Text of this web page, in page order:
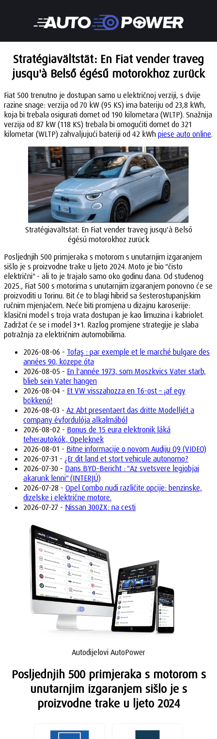
Stratégiavältstät: En Fiat vender traveg
jusqu'à Belső égésű motorokhoz zurück
Fiat 500 trenutno je dostupan samo u električnoj verziji, s dvije
razine snage: verzija od 70 kW (95 KS) ima bateriju od 23,8 kWh,
koja bi trebala osigurati domet od 190 kilometara (WLTP). Snažnija
verzija od 87 kW (118 KS) trebala bi omogućiti domet do 321
kilometar (WLTP) zahvaljujući bateriji od 42 kWh piese auto online.
Stratégiavältstät: En Fiat vender traveg jusqu'à Belső
égésű motorokhoz zurück
Posljednjih 500 primjeraka s motorom s unutarnjim izgaranjem
sišlo je s proizvodne trake u ljeto 2024. Moto je bio "čisto
električni" - ali to je trajalo samo oko godinu dana. Od studenog
2025., Fiat 500 s motorima s unutarnjim izgaranjem ponovno će se
proizvoditi u Torinu. Bit će to blagi hibrid sa šesterostupanjskim
ručnim mjenjačem. Neće biti promjena u dizajnu karoserije:
klasični model s troja vrata dostupan je kao limuzina i kabriolet.
Zadržat će se i model 3+1. Razlog promjene strategije je slaba
potražnja za električnim automobilima.
2026-08-06 - Tofaş : par exemple et le marché bulgare des
années 90, közepe óta
2026-08-05 - En l'année 1973, som Moszkvics Vater starb,
blieb sein Vater hängen
2026-08-04 - Et VW visszahozza en T6-ost – ¡af egy
bökkenő!
2026-08-03 - Az Abt presentaert das dritte Modelljét a
company évfordulója alkalmából
2026-08-02 - Bonus de 15 eura elektronik láká
teherautokók, Opeleknek
2026-08-01 - Bitne informacije o novom Audiju Q9 (VIDEO)
2026-07-31 - ¿Er dit land et stort vehicule autonomo?
2026-07-30 - Dans BYD-Bericht : "Az svetsvere legjobjai
akarunk lenni" (INTERJÚ)
2026-07-28 - Opel Combo nudi različite opcije: benzinske,
dizelske i električne motore.
2026-07-27 - Nissan 300ZX: na cesti
Autodijelovi AutoPower
Posljednjih 500 primjeraka s motorom s
unutarnjim izgaranjem sišlo je s
proizvodne trake u ljeto 2024